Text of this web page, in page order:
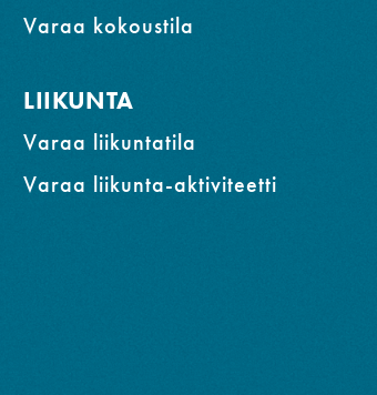
Varaa kokoustila
LIIKUNTA
Varaa liikuntatila
Varaa liikunta-aktiviteetti